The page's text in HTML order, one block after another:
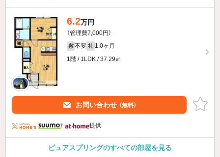
6.2万円
（管理費7,000円）
敷 不要 礼 1.0ヶ月
1階 / 1LDK / 37.29㎡
お問い合わせ （無料）
提供
ピュアスプリングのすべての部屋を見る